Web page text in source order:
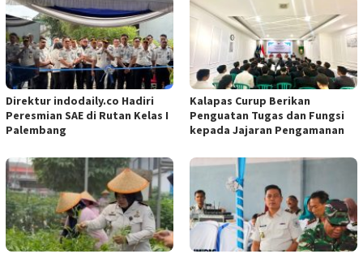
Direktur indodaily.co Hadiri
Peresmian SAE di Rutan Kelas I
Palembang
Kalapas Curup Berikan
Penguatan Tugas dan Fungsi
kepada Jajaran Pengamanan